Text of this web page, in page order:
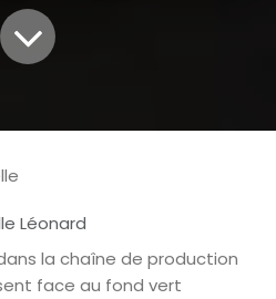
Léonard
la chaîne de production
face au fond vert